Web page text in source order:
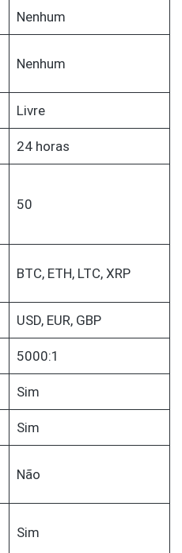
Nenhum
Nenhum
Livre
24 horas
50
BTC, ETH, LTC, XRP
USD, EUR, GBP
5000:1
Sim
Sim
Não
Sim